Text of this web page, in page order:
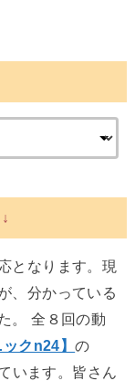
となります。現
、分かっている
。 全８回の動
ックn24】の
います。皆さん